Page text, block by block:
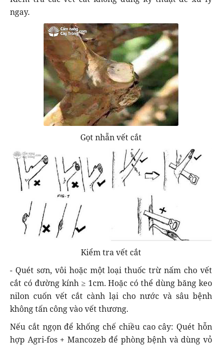
ngay.
Gọt nhẵn vết cắt
Kiểm tra vết cắt
- Quét sơn, vôi hoặc một loại thuốc trừ nấm cho vết
cắt có đường kính ≥ 1cm. Hoặc có thể dùng băng keo
nilon cuốn vết cắt cành lại cho nước và sâu bệnh
không tấn công vào vết thương.
Nếu cắt ngọn để khống chế chiều cao cây: Quét hỗn
hợp Agri-fos + Mancozeb để phòng bệnh và dùng vỏ